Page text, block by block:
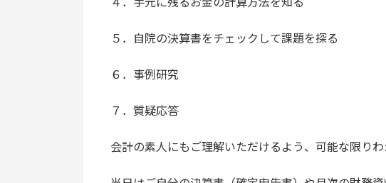
５．自院の決算書をチェックして課題を探る
６．事例研究
７．質疑応答
会計の素人にもご理解いただけるよう、可能な限りわ